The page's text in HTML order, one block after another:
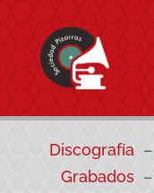
Discografía –
Grabados –